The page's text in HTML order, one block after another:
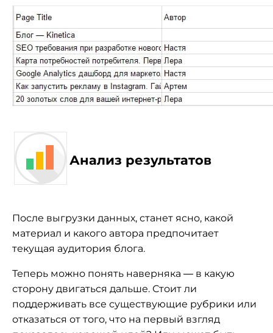
Анализ результатов
После выгрузки данных, станет ясно, какой
материал и какого автора предпочитает
текущая аудитория блога.
Теперь можно понять наверняка — в какую
сторону двигаться дальше. Стоит ли
поддерживать все существующие рубрики или
отказаться от того, что на первый взгляд